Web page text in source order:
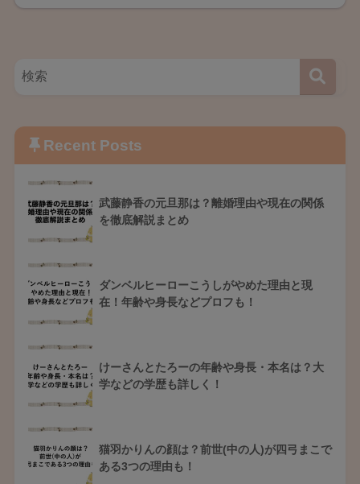
Recent Posts
武藤静香の元旦那は？離婚理由や現在の関係
を徹底解説まとめ
ダンベルヒーローこうしがやめた理由と現
在！年齢や身長などプロフも！
けーさんとたろーの年齢や身長・本名は？大
学などの学歴も詳しく！
猫羽かりんの顔は？前世(中の人)が四弓まこで
ある3つの理由も！